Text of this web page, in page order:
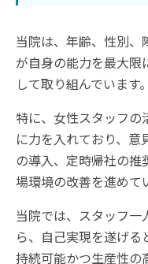
当院は、年齢、性別、
が自身の能力を最大限
して取り組んでいます。
特に、女性スタッフ
に力を入れており、
の導入、定時帰社の
場環境の改善を進めて
当院では、スタッフ一
ら、自己実現を遂げる
持続可能かつ生産性の